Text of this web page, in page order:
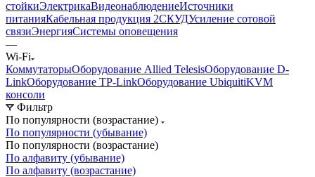
стойкиЭлектрикаВидеонаблюдениеИсточники
питанияКабельная продукция 2СКУДУсиление сотовой
связиЭнергияСистемы оповещения
—
Wi-Fi
КоммутаторыОборудование Allied TelesisОборудование D-
LinkОборудование TP-LinkОборудование UbiquitiKVM
консоли
Фильтр
По популярности (возрастание)
По популярности (убывание)
По популярности (возрастание)
По алфавиту (убывание)
По алфавиту (возрастание)